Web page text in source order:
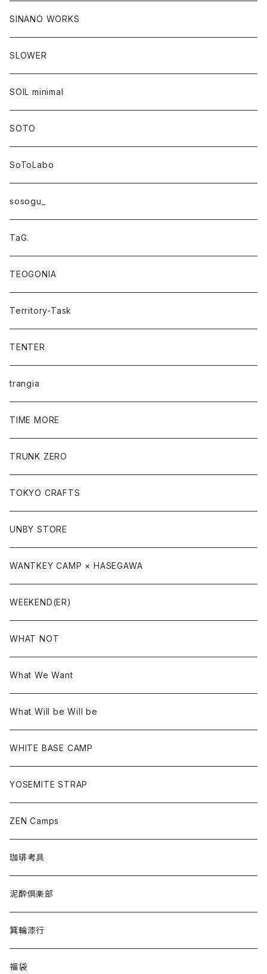
SINANO WORKS
SLOWER
SOIL minimal
SOTO
SoToLabo
sosogu_
TaG.
TEOGONIA
Territory-Task
TENTER
trangia
TIME MORE
TRUNK ZERO
TOKYO CRAFTS
UNBY STORE
WANTKEY CAMP × HASEGAWA
WEEKEND(ER)
WHAT NOT
What We Want
What Will be Will be
WHITE BASE CAMP
YOSEMITE STRAP
ZEN Camps
珈琲考具
泥酔倶楽部
箕輪漆行
福袋